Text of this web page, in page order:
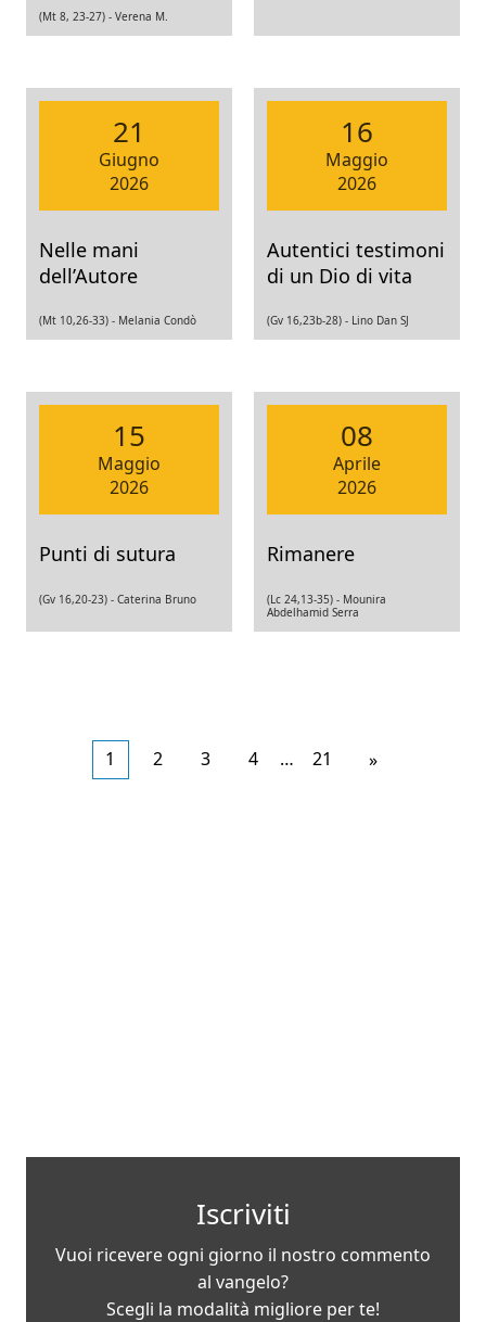
(Mt 8, 23-27) - Verena M.
21
Giugno
2026
Nelle mani
dell’Autore
(Mt 10,26-33) - Melania Condò
16
Maggio
2026
Autentici testimoni
di un Dio di vita
(Gv 16,23b-28) - Lino Dan SJ
15
Maggio
2026
Punti di sutura
(Gv 16,20-23) - Caterina Bruno
08
Aprile
2026
Rimanere
(Lc 24,13-35) - Mounira
Abdelhamid Serra
1 2 3 4 … 21
Articoli
»
Iscriviti
Vuoi ricevere ogni giorno il nostro commento
al vangelo?
Scegli la modalità migliore per te!